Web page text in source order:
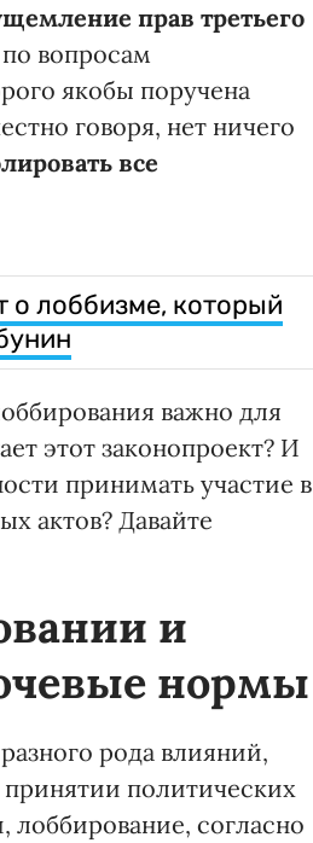
прав третьего
вопросам
якобы поручена
говоря, нет ничего
все
о лоббизме, который
важно для
этот законопроект? И
принимать участие в
актов? Давайте
и
нормы
рода влияний,
политических
согласно